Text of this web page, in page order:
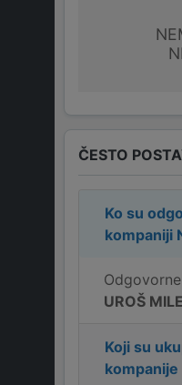
ČESTO
Ko su
kompaniji
UROŠ
Koji su
kompanije